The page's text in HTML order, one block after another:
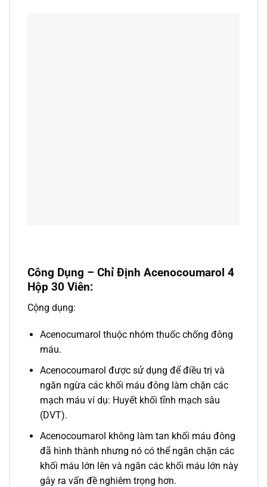
Công Dụng – Chỉ Định Acenocoumarol 4
Hộp 30 Viên:
Cộng dụng:
Acenocumarol thuộc nhóm thuốc chống đông
máu.
Acenocoumarol được sử dụng để điều trị và
ngăn ngừa các khối máu đông làm chặn các
mạch máu ví dụ: Huyết khối tĩnh mạch sâu
(DVT).
Acenocoumarol không làm tan khối máu đông
đã hình thành nhưng nó có thể ngăn chặn các
khối máu lớn lên và ngăn các khối máu lớn này
gây ra vấn đề nghiêm trọng hơn.